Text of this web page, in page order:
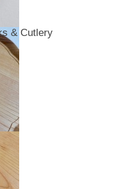
& Cutlery